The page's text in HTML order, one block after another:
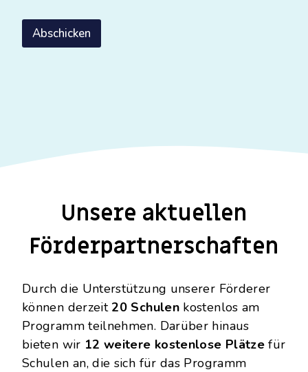
Abschicken
Unsere aktuellen
Förderpartnerschaften
Durch die Unterstützung unserer Förderer
können derzeit 20 Schulen kostenlos am
Programm teilnehmen. Darüber hinaus
bieten wir 12 weitere kostenlose Plätze für
Schulen an, die sich für das Programm